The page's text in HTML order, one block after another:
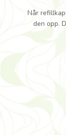
Når
den opp.